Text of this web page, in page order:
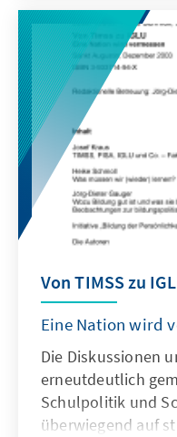
zu bringen.
Von TIMSS zu
Eine Nation wird
Die Diskussionen
erneutdeutlich
Schulpolitik und
überwiegend auf